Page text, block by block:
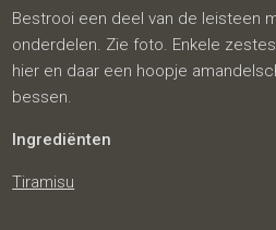
Bestrooi een deel van de leisteen
onderdelen. Zie foto. Enkele
hier en daar een hoopje
bessen.
Ingrediënten
Tiramisu